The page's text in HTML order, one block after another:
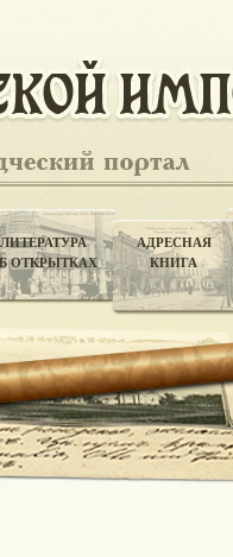
ЛИТЕРАТУРА
ОТКРЫТКАХ
АДРЕСНАЯ
КНИГА